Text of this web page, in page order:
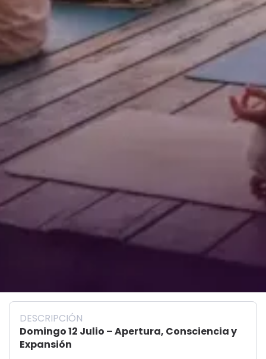
DESCRIPCIÓN
Domingo 12 Julio – Apertura, Consciencia y
Expansión